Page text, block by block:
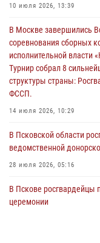
улицу Труда
31 июля 2026, 13:53
В Санкт-Петербурге
Всероссийского
сотрудников
Росгвардейцы одержали
10 июля 2026, 13:39
В Москве завершились
соревнования сборных
исполнительной власти
Турнир собрал 8
структуры страны:
ФССП.
14 июля 2026, 10:29
В Псковской области
ведомственной
28 июля 2026, 05:16
В Пскове росгвардейцы
церемонии